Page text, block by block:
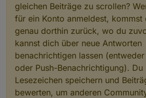
gleichen Beiträge zu scrollen?
für ein Konto anmeldest, kommst
genau dorthin zurück, wo du
kannst dich über neue Antworten
benachrichtigen lassen
oder Push-Benachrichtigung). Du
Lesezeichen speichern und
bewerten, um anderen